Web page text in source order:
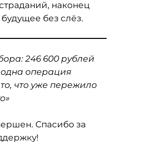
наконец
без слёз.
246 600 рублей
одна операция
что уже пережило
Спасибо за